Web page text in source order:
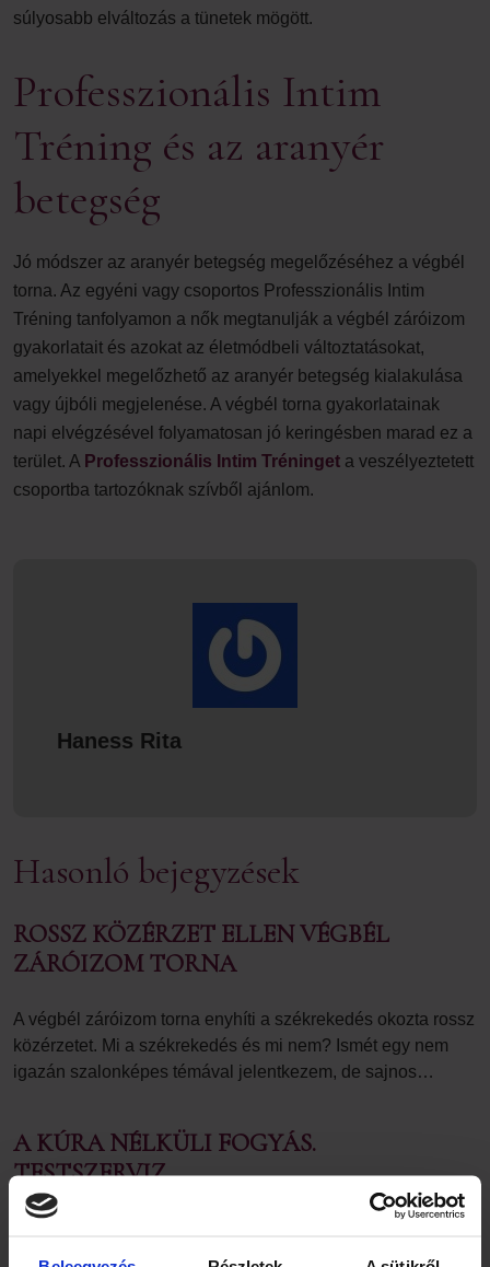
súlyosabb elváltozás a tünetek mögött.
Professzionális Intim
Tréning és az aranyér
betegség
Jó módszer az aranyér betegség megelőzéséhez a végbél
torna. Az egyéni vagy csoportos Professzionális Intim
Tréning tanfolyamon a nők megtanulják a végbél záróizom
gyakorlatait és azokat az életmódbeli változtatásokat,
amelyekkel megelőzhető az aranyér betegség kialakulása
vagy újbóli megjelenése. A végbél torna gyakorlatainak
napi elvégzésével folyamatosan jó keringésben marad ez a
terület. A Professzionális Intim Tréninget a veszélyeztetett
csoportba tartozóknak szívből ajánlom.
Haness Rita
Hasonló bejegyzések
ROSSZ KÖZÉRZET ELLEN VÉGBÉL
ZÁRÓIZOM TORNA
A végbél záróizom torna enyhíti a székrekedés okozta rossz
közérzetet. Mi a székrekedés és mi nem? Ismét egy nem
igazán szalonképes témával jelentkezem, de sajnos…
A KÚRA NÉLKÜLI FOGYÁS.
TESTSZERVIZ.